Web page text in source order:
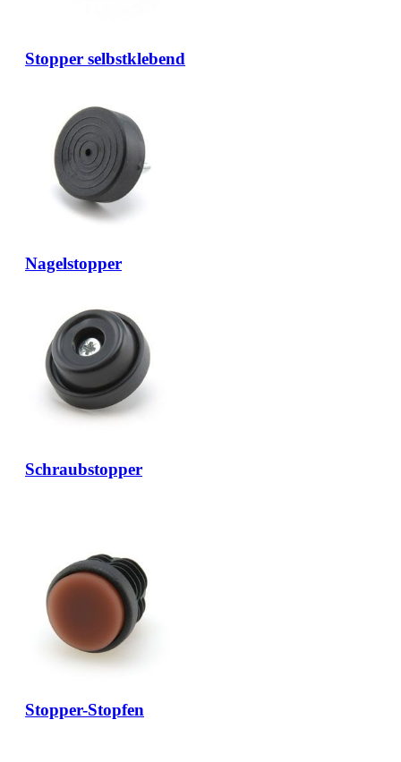
Stopper selbstklebend
Nagelstopper
Schraubstopper
Stopper-Stopfen